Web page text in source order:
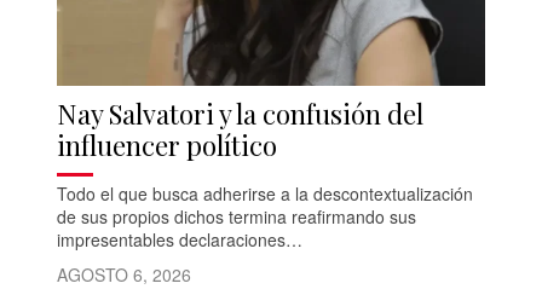
Nay Salvatori y la confusión del
influencer político
Todo el que busca adherirse a la descontextualización
de sus propios dichos termina reafirmando sus
impresentables declaraciones…
AGOSTO 6, 2026